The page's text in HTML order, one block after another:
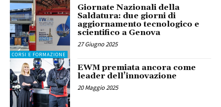
CORSI E FORMAZIONE
Giornate Nazionali della
Saldatura: due giorni di
aggiornamento tecnologico e
scientifico a Genova
27 Giugno 2025
EWM premiata ancora come
leader dell’innovazione
20 Maggio 2025